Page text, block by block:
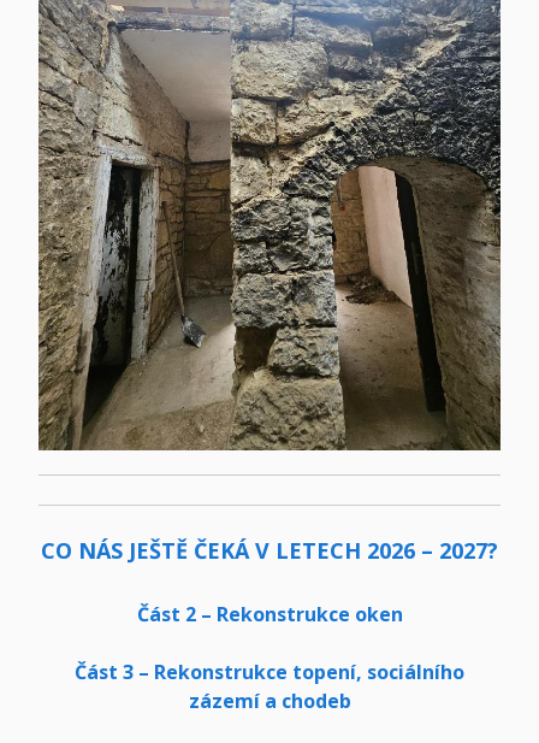
CO NÁS JEŠTĚ ČEKÁ V LETECH 2026 – 2027?
Část 2 – Rekonstrukce oken
Část 3 – Rekonstrukce topení, sociálního
zázemí a chodeb